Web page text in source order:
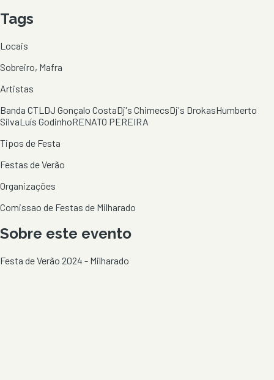
Tags
Locais
Sobreiro, Mafra
Artistas
Banda CTL DJ Gonçalo CostaDj's ChimecsDj's DrokasHumberto
SilvaLuís GodinhoRENATO PEREIRA
Tipos de Festa
Festas de Verão
Organizações
Comissao de Festas de Milharado
Sobre este evento
Festa de Verão 2024 - Milharado